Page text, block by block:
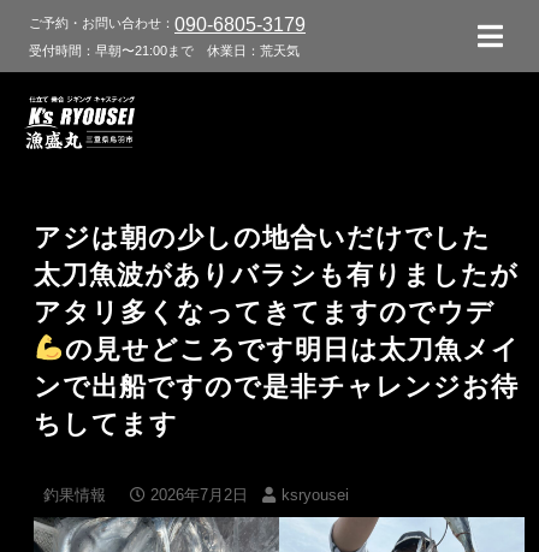
ご予約・お問い合わせ： 090-6805-3179
受付時間：早朝〜21:00まで 休業日：荒天気
アジは朝の少しの地合いだけでした
太刀魚波がありバラシも有りましたが
アタリ多くなってきてますのでウデ
の見せどころです明日は太刀魚メイ
ンで出船ですので是非チャレンジお待
ちしてます
釣果情報 2026年7月2日 ksryousei